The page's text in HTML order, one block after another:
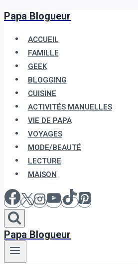
Aller
contenu
Papa Blogueur
ACCUEIL
FAMILLE
GEEK
BLOGGING
CUISINE
ACTIVITÉS MANUELLES
VIE DE PAPA
VOYAGES
MODE/BEAUTÉ
LECTURE
MAISON
Papa Blogueur